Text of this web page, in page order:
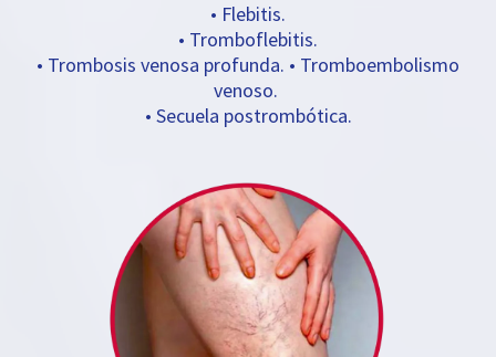
• Flebitis.
• Tromboflebitis.
• Trombosis venosa profunda. • Tromboembolismo
venoso.
• Secuela postrombótica.